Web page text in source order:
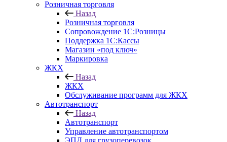
Розничная торговля
Назад
Розничная торговля
Сопровождение 1С:Розницы
Поддержка 1С:Кассы
Магазин «под ключ»
Маркировка
ЖКХ
Назад
ЖКХ
Обслуживание программ для ЖКХ
Автотранспорт
Назад
Автотранспорт
Управление автотранспортом
ЭПД для грузоперевозок